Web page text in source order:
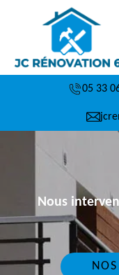
05 33
Nous